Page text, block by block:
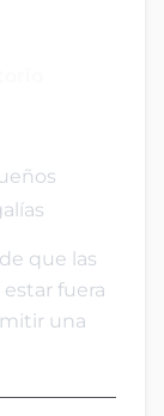
que las
fuera
una